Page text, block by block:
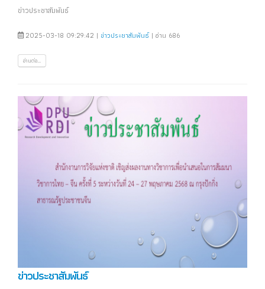
ข่าวประชาสัมพันธ์
2025-03-18 09:29:42 | ข่าวประชาสัมพันธ์| อ่าน 686
อ่านต่อ...
ข่าวประชาสัมพันธ์